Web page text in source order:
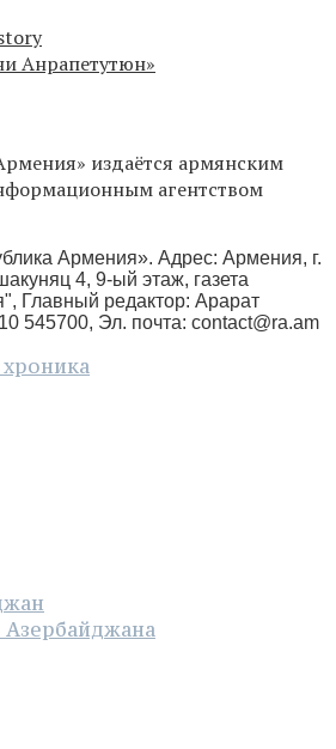
Анрапетутюн»
издаётся армянским
агентством
Армения». Адрес: Армения, г.
4, 9-ый этаж, газета
Главный редактор: Арарат
545700, Эл. почта: contact@ra.am
Азербайджана